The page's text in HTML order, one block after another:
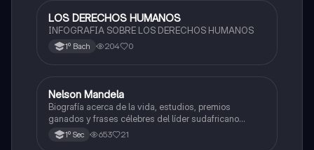
Ética y valores
LOS DERECHOS HUMANOS
INFOGRAFIA SOBRE LOS DERECHOS HUMANOS
1º Bach 204 0
Historia
Nelson Mandela
Biografía acerca de la vida, estudios, premios
ganados y frases célebres del líder sudafricano
Nelson Mandela.
1º Sec 653 21